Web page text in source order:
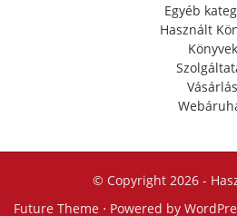
Egyéb
Használt
Könyvek
Vásárlás
© Copyright 2026 -
Future Theme ⋅ Powered by